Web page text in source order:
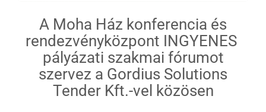
A Moha Ház konferencia és
rendezvényközpont INGYENES
pályázati szakmai fórumot
szervez a Gordius Solutions
Tender Kft.-vel közösen